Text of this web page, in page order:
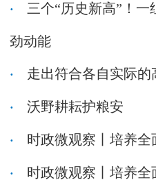
三个“历史新高”！
劲动能
走出符合各自实际的
沃野耕耘护粮安
时政微观察丨培养全
时政微观察丨培养全